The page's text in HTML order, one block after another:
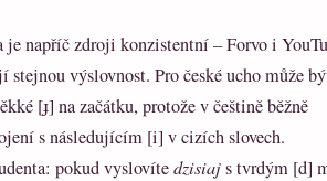
je napříč zdroji konzistentní – Forvo i
stejnou výslovnost. Pro české ucho může
[ɟ] na začátku, protože v češtině běžně
s následujícím [i] v cizích slovech.
pokud vyslovítedzisiajs tvrdým [d]